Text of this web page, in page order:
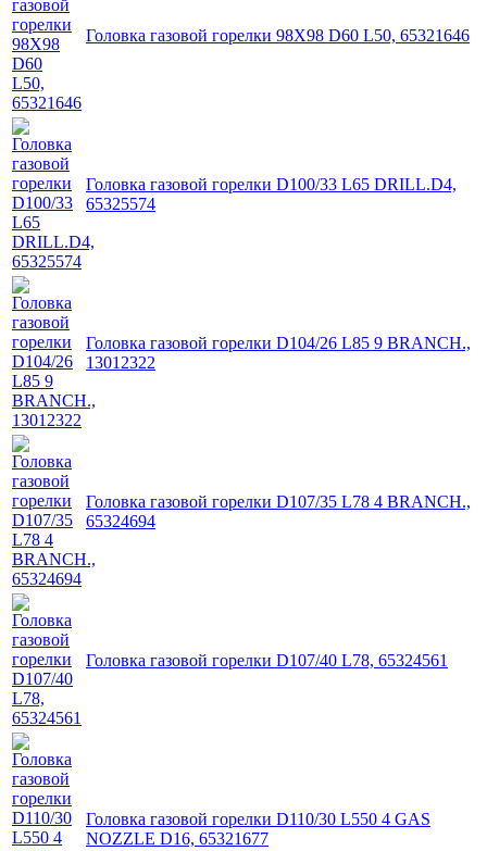
Головка газовой горелки 98X98 D60 L50, 65321646
Головка газовой горелки D100/33 L65 DRILL.D4,
65325574
Головка газовой горелки D104/26 L85 9 BRANCH.,
13012322
Головка газовой горелки D107/35 L78 4 BRANCH.,
65324694
Головка газовой горелки D107/40 L78, 65324561
Головка газовой горелки D110/30 L550 4 GAS
NOZZLE D16, 65321677